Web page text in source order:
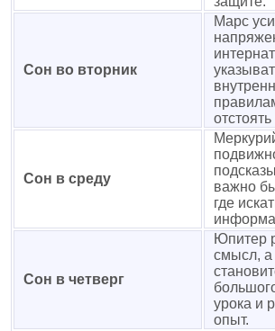
Сон во вторник
Марс
Сон в среду
важно
где
Сон в четверг
Юпитер
смысл, а
урока и
опыт.